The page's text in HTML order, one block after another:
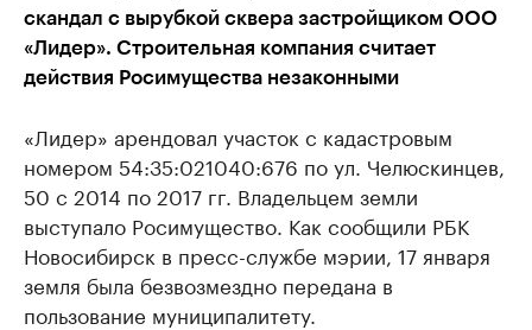
скандал с вырубкой сквера застройщиком ООО
«Лидер». Строительная компания считает
действия Росимущества незаконными
«Лидер» арендовал участок с кадастровым
номером 54:35:021040:676 по ул. Челюскинцев,
50 с 2014 по 2017 гг. Владельцем земли
выступало Росимущество. Как сообщили РБК
Новосибирск в пресс-службе мэрии, 17 января
земля была безвозмездно передана в
пользование муниципалитету.